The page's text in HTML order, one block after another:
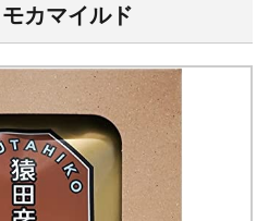
モカマイルド